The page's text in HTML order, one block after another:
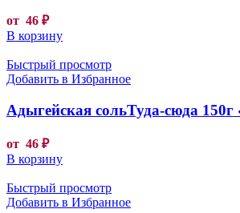
от 46 ₽
В корзину
Быстрый просмотр
Добавить в Избранное
Адыгейская сольТуда-сюда
от 46 ₽
В корзину
Быстрый просмотр
Добавить в Избранное